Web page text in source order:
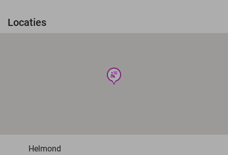
Locaties
wellness
Helmond